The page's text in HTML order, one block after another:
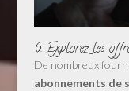
6. Explorez les
De nombreux
abonnements de